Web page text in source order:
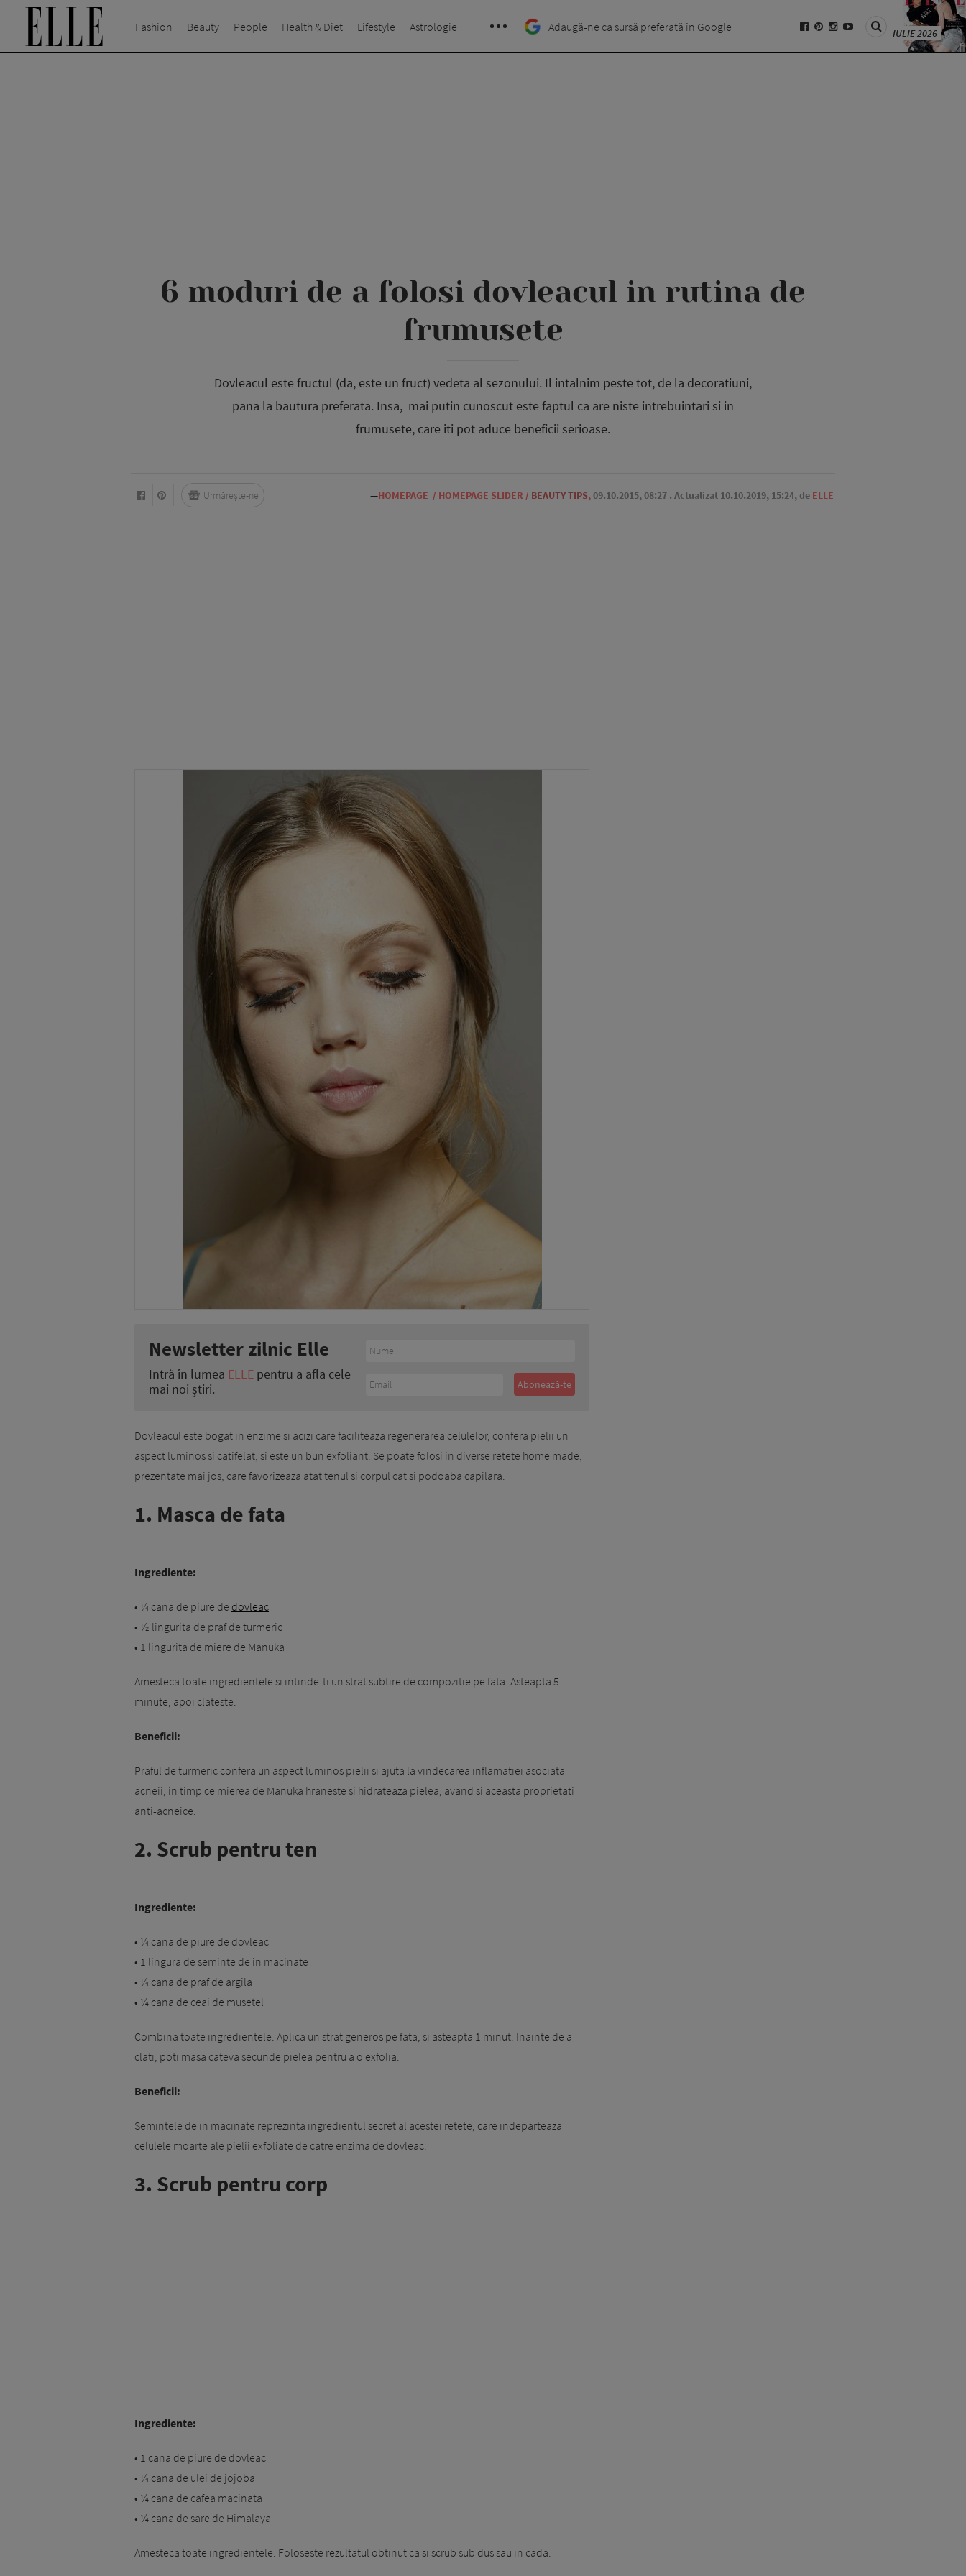
Fashion Beauty People Health & Diet Lifestyle Astrologie Adaugă-ne ca sursă preferată în Google IULIE 2026
6 moduri de a folosi dovleacul in rutina de
frumusete
Dovleacul este fructul (da, este un fruct) vedeta al sezonului. Il intalnim peste tot, de la decoratiuni,
pana la bautura preferata. Insa, mai putin cunoscut este faptul ca are niste intrebuintari si in
frumusete, care iti pot aduce beneficii serioase.
—HOMEPAGE / HOMEPAGE SLIDER / BEAUTY TIPS,09.10.2015, 08:27 . Actualizat 10.10.2019, 15:24, de ELLE
Urmărește-ne
Newsletter zilnic Elle
Intră în lumea ELLE pentru a afla cele
mai noi știri.
Dovleacul este bogat in enzime si acizi care faciliteaza regenerarea celulelor, confera pielii un
aspect luminos si catifelat, si este un bun exfoliant. Se poate folosi in diverse retete home made,
prezentate mai jos, care favorizeaza atat tenul si corpul cat si podoaba capilara.
1. Masca de fata
Ingrediente:
• ¼ cana de piure de dovleac
• ½ lingurita de praf de turmeric
• 1 lingurita de miere de Manuka
Amesteca toate ingredientele si intinde-ti un strat subtire de compozitie pe fata. Asteapta 5
minute, apoi clateste.
Beneficii:
Praful de turmeric confera un aspect luminos pielii si ajuta la vindecarea inflamatiei asociata
acneii, in timp ce mierea de Manuka hraneste si hidrateaza pielea, avand si aceasta proprietati
anti-acneice.
2. Scrub pentru ten
Ingrediente:
• ¼ cana de piure de dovleac
• 1 lingura de seminte de in macinate
• ¼ cana de praf de argila
• ¼ cana de ceai de musetel
Combina toate ingredientele. Aplica un strat generos pe fata, si asteapta 1 minut. Inainte de a
clati, poti masa cateva secunde pielea pentru a o exfolia.
Beneficii:
Semintele de in macinate reprezinta ingredientul secret al acestei retete, care indeparteaza
celulele moarte ale pielii exfoliate de catre enzima de dovleac.
3. Scrub pentru corp
Ingrediente:
• 1 cana de piure de dovleac
• ¼ cana de ulei de jojoba
• ¼ cana de cafea macinata
• ¼ cana de sare de Himalaya
Amesteca toate ingredientele. Foloseste rezultatul obtinut ca si scrub sub dus sau in cada.